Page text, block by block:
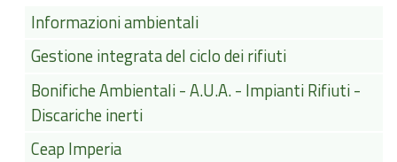
Informazioni ambientali
Gestione integrata del ciclo dei rifiuti
Bonifiche Ambientali - A.U.A. - Impianti Rifiuti -
Discariche inerti
Ceap Imperia